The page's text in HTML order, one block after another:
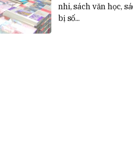
nhi, sách văn học,
bị số...